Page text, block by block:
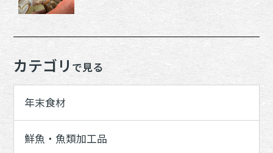
カテゴリ で見る
年末食材
鮮魚・魚類加工品